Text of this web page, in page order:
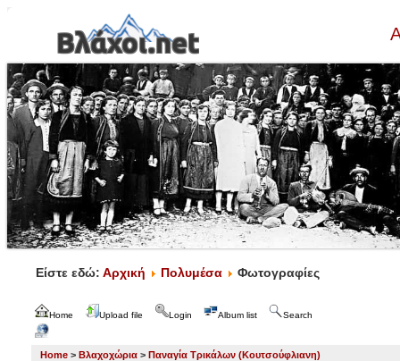
Είστε εδώ: Αρχική Πολυμέσα Φωτογραφίες
Home Upload file Login Album list Search
Home > Βλαχοχώρια > Παναγία Τρικάλων (Κουτσούφλιανη)